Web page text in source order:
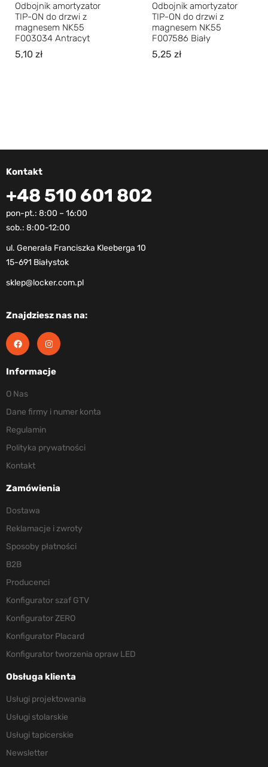
Odbojnik amortyzator
TIP-ON do drzwi z
magnesem NK55
F003034 Antracyt
5,10 zł
Odbojnik amortyzator
TIP-ON do drzwi z
magnesem NK55
F007586 Biały
5,25 zł
Kontakt
+48 510 601 802
pon-pt.: 8:00 – 16:00
sob.: 8:00-12:00
ul. Generała Franciszka Kleeberga 10
15-691 Białystok
sklep@locker.com.pl
Znajdziesz nas na:
Informacje
O Nas
Dane firmy i numer konta
Regulamin
Polityka prywatności
Kontakt
Zamówienia
Dostawa
Reklamacje i zwroty
Sposoby płatności
B2B
Producenci
Konfigurator szaf GTV
Konfigurator ZERO
Konfigurator Placard
Konfigurator tworzenia opraw LED
Obsługa klienta
Usługi projektowania
Usługi stolarskie
Usługi tapicerskie
Newsletter